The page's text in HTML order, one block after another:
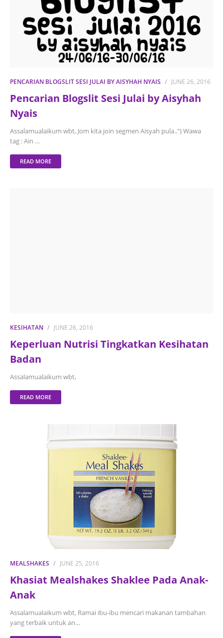
PENCARIAN BLOGSLIT SESI JULAI BY AISYHAH NYAIS JUNE 26, 2016
Pencarian Blogslit Sesi Julai by Aisyhah
Nyais
Assalamualaikum wbt, Jom kita join segmen Aisyah pula..") Wawa
tag : Ain …
READ MORE
KESIHATAN JUNE 26, 2016
Keperluan Nutrisi Tingkatkan Kesihatan
Badan
Assalamualaikum wbt,
READ MORE
MEALSHAKES JUNE 25, 2016
Khasiat Mealshakes Shaklee Pada Anak-
Anak
Assalamualaikum wbt, Ramai ibu-ibu mencari makanan tambahan
yang terbaik untuk an…